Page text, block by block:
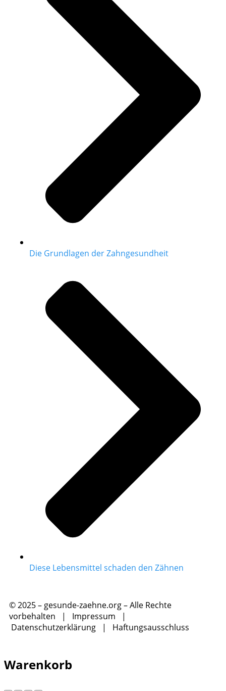
Die Grundlagen der Zahngesundheit
Diese Lebensmittel schaden den Zähnen
© 2025 – gesunde-zaehne.org – Alle Rechte
vorbehalten | Impressum |
Datenschutzerklärung | Haftungsausschluss
Warenkorb